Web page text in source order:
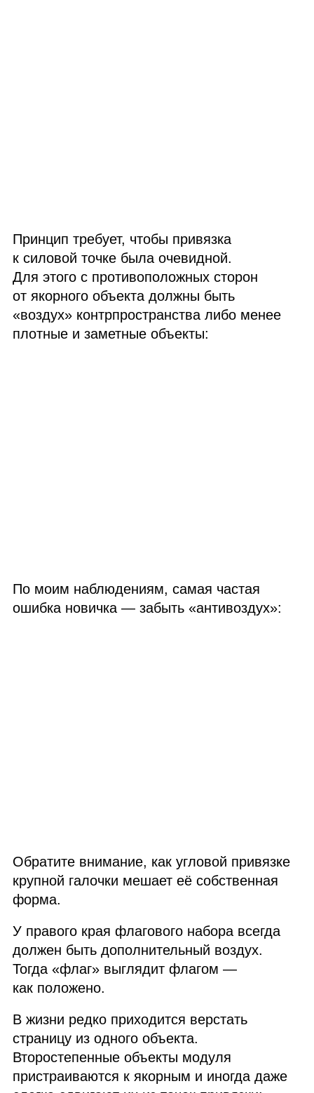
Принцип требует, чтобы привязка
к силовой точке была очевидной.
Для этого с противоположных сторон
от якорного объекта должны быть
«воздух» контрпространства либо менее
плотные и заметные объекты:
По моим наблюдениям, самая частая
ошибка новичка — забыть «антивоздух»:
Обратите внимание, как угловой привязке
крупной галочки мешает её собственная
форма.
У правого края флагового набора всегда
должен быть дополнительный воздух.
Тогда «флаг» выглядит флагом —
как положено.
В жизни редко приходится верстать
страницу из одного объекта.
Второстепенные объекты модуля
пристраиваются к якорным и иногда даже